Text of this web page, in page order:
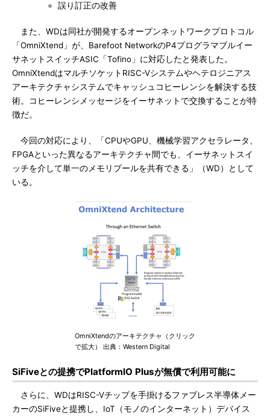
誤り訂正の改善
また、WDは同社が開発するオープンネットワークプロトコル
「OmniXtend」が、Barefoot NetworkのP4プログラマブルイー
サネットスイッチASIC「Tofino」に対応したと発表した。
OmniXtendはマルチソケットRISC-Vシステムやヘテロジニアス
アーキテクチャシステムでキャッシュコヒーレンシを解決する技
術。コヒーレンシメッセージをイーサネットで交換することが特
徴だ。
今回の対応により、「CPUやGPU、機械学習アクセラレータ、
FPGAといった異なるアーキテクチャ間でも、イーサネットスイ
ッチを介して単一のメモリプールを共有できる」（WD）として
いる。
OmniXtendのアーキテクチャ（クリック
で拡大） 出典：Western Digital
SiFiveとの提携でPlatformIO Plusが無償で利用可能に
さらに、WDはRISC-Vチップを手掛けるファブレス半導体メー
カーのSiFiveと提携し、IoT（モノのインターネット）デバイス